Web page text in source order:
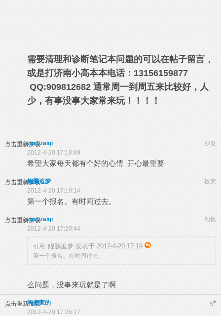
需要清理和诊断笔记本问题的可以在帖子留言，
或是打济南小高本本电话：13156159877
QQ:909812682 通常周一到周五来比较好，人
少，有事没事大家常来玩！！！！
点击重新加载 沙发
wudizaiqi
2012-4-20 17:18:49
希望大家每天都有个好的心情 开心最重要
点击重新加载 板凳
鲲鹏追梦
2012-4-20 17:19:14
第一个报名。有时间过去。
点击重新加载 地板
wudizaiqi
2012-4-20 17:20:44
引用: 鲲鹏追梦 发表于 2012-4-20 17:19
第一个报名。有时间过去。
么问题，没事来玩就是了啊
点击重新加载 5#
淘便宜的
2012-4-20 17:26:17